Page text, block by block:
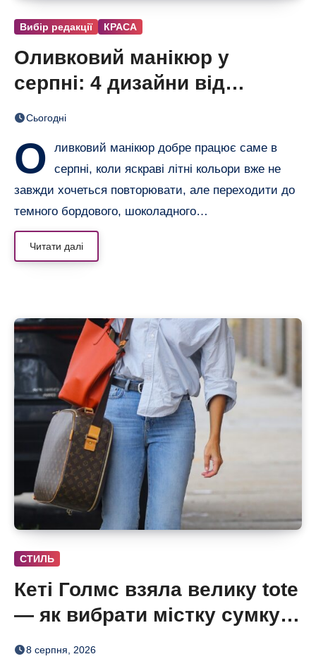
Вибір редакції КРАСА
Оливковий манікюр у
серпні: 4 дизайни від
глянцю до dirty martini
Сьогодні
О
ливковий манікюр добре працює саме в
серпні, коли яскраві літні кольори вже не
завжди хочеться повторювати, але переходити до
темного бордового, шоколадного…
Читати далі
СТИЛЬ
Кеті Голмс взяла велику tote
— як вибрати містку сумку,
що не виглядає громіздкою
8 серпня, 2026